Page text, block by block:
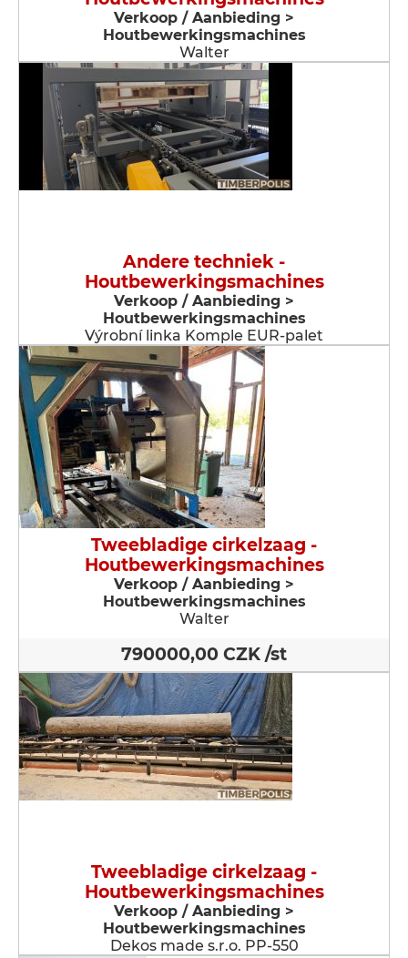
Verkoop / Aanbieding >
Houtbewerkingsmachines
Walter
Andere techniek -
Houtbewerkingsmachines
Verkoop / Aanbieding >
Houtbewerkingsmachines
Výrobní linka Komple EUR-palet
Tweebladige cirkelzaag -
Houtbewerkingsmachines
Verkoop / Aanbieding >
Houtbewerkingsmachines
Walter
790000,00 CZK /st
Tweebladige cirkelzaag -
Houtbewerkingsmachines
Verkoop / Aanbieding >
Houtbewerkingsmachines
Dekos made s.r.o. PP-550